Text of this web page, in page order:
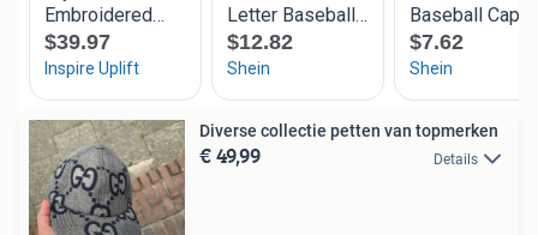
Diverse collectie petten van topmerken
€ 49,99 Details